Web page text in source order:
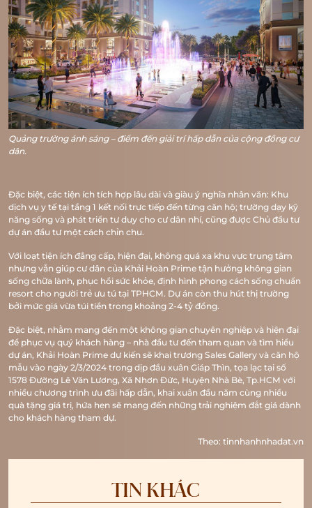
TRANG CHỦ
GIỚI THIỆU
VỊ TRÍ
TIỆN ÍCH
VR 360
THƯ VIỆN
TIN TỨC
LIÊN HỆ
Quảng trường ánh sáng – điểm đến giải trí hấp dẫn của cộng đồng cư
dân.
Đặc biệt, các tiện ích tích hợp lâu dài và giàu ý nghĩa nhân văn: Khu
dịch vụ y tế tại tầng 1 kết nối trực tiếp đến từng căn hộ; trường dạy kỹ
năng sống và phát triển tư duy cho cư dân nhí, cũng được Chủ đầu tư
dự án đầu tư một cách chỉn chu.
Với loạt tiện ích đẳng cấp, hiện đại, không quá xa khu vực trung tâm
nhưng vẫn giúp cư dân của Khải Hoàn Prime tận hưởng không gian
sống chữa lành, phục hồi sức khỏe, định hình phong cách sống chuẩn
resort cho người trẻ ưu tú tại TPHCM. Dự án còn thu hút thị trường
bởi mức giá vừa túi tiền trong khoảng 2-4 tỷ đồng.
Đặc biệt, nhằm mang đến một không gian chuyên nghiệp và hiện đại
để phục vụ quý khách hàng – nhà đầu tư đến tham quan và tìm hiểu
dự án, Khải Hoàn Prime dự kiến sẽ khai trương Sales Gallery và căn hộ
mẫu vào ngày 2/3/2024 trong dịp đầu xuân Giáp Thìn, tọa lạc tại số
1578 Đường Lê Văn Lương, Xã Nhơn Đức, Huyện Nhà Bè, Tp.HCM với
nhiều chương trình ưu đãi hấp dẫn, khai xuân đầu năm cùng nhiều
quà tặng giá trị, hứa hẹn sẽ mang đến những trải nghiệm đắt giá dành
cho khách hàng tham dự.
Theo: tinnhanhnhadat.vn
TIN KHÁC